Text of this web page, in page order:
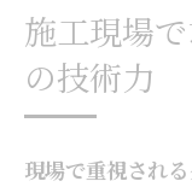
施工現場
の技術力
現場で重視され